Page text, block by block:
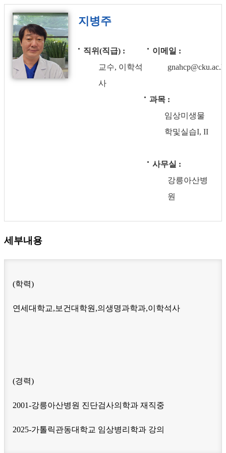
지병주
직위(직급)
교수, 이학석
사
이메일
과목
임상미생물
학및실습I, II
사무실
강릉아산병
원
세부내용
(학력)
연세대학교,보건대학원,의생명과학과,이학석사
(경력)
2001-강릉아산병원 진단검사의학과 재직중
2025-가톨릭관동대학교 임상병리학과 강의